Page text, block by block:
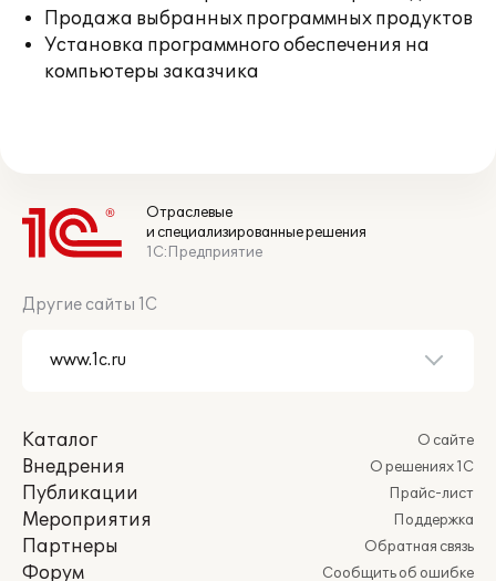
Продажа выбранных программных продуктов
Установка программного обеспечения на
компьютеры заказчика
Отраслевые
и специализированные решения
1С:Предприятие
Другие сайты 1С
Каталог
Внедрения
Публикации
Мероприятия
Партнеры
Форум
О сайте
О решениях 1С
Прайс-лист
Поддержка
Обратная связь
Сообщить об ошибке